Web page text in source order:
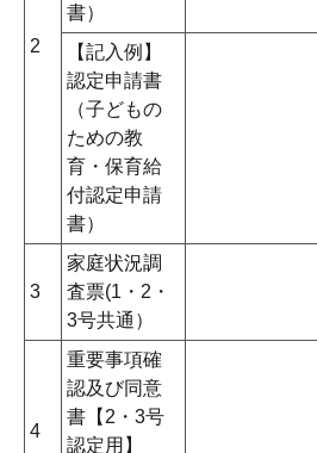
2
書）
【記入例】
認定申請書
（子どもの
ための教
育・保育給
付認定申請
書）
3
家庭状況調
査票(1・2・
3号共通）
4
重要事項確
認及び同意
書【2・3号
認定用】